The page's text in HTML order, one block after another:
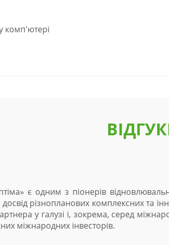
комп'ютері
є одним з піонерів
різнопланових комплексних та
у галузі і, зокрема, серед
міжнародних інвесторів.